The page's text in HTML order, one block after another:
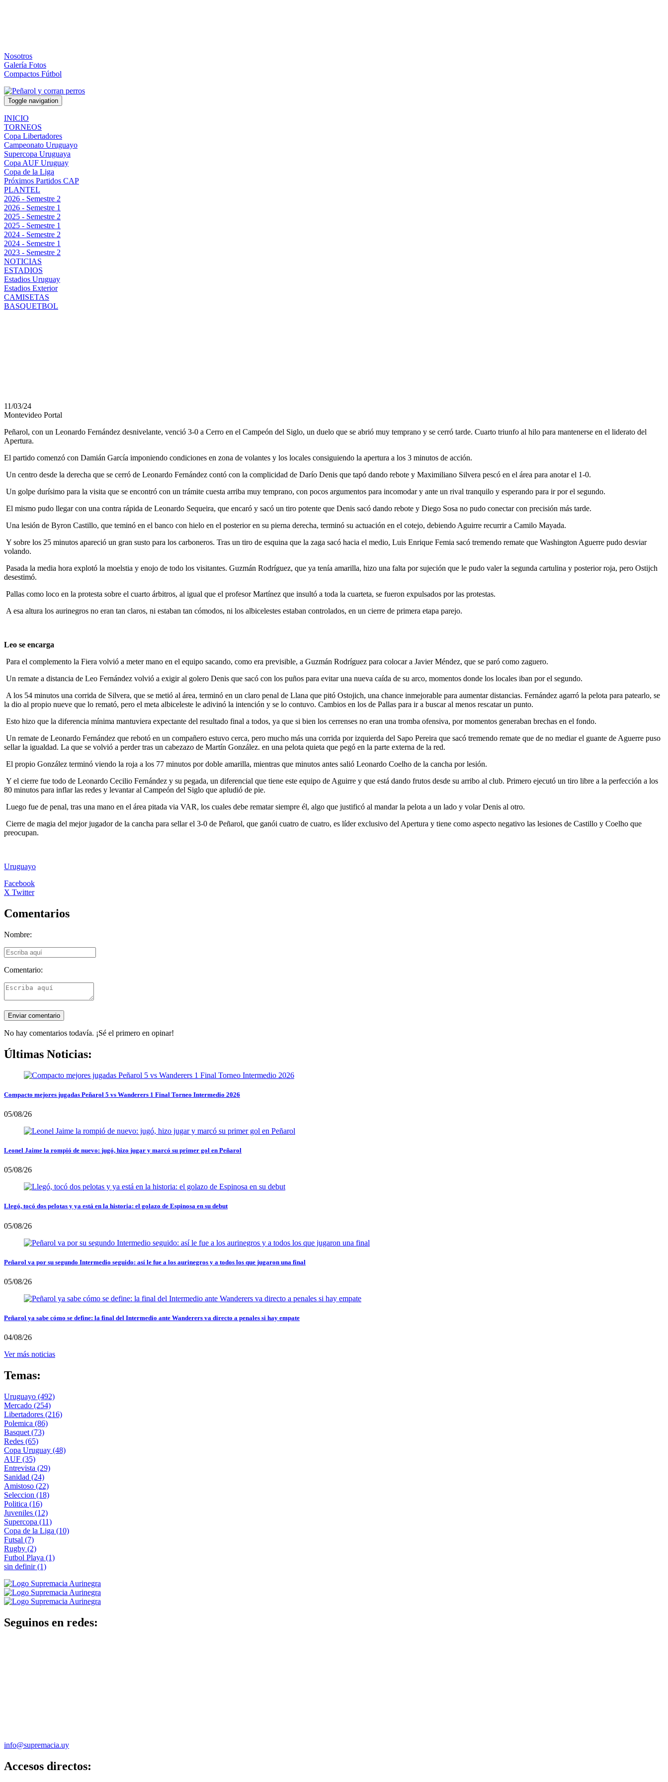
Nosotros
Galería Fotos
Compactos Fútbol
Toggle navigation
INICIO
TORNEOS
Copa Libertadores
Campeonato Uruguayo
Supercopa Uruguaya
Copa AUF Uruguay
Copa de la Liga
Próximos Partidos CAP
PLANTEL
2026 - Semestre 2
2026 - Semestre 1
2025 - Semestre 2
2025 - Semestre 1
2024 - Semestre 2
2024 - Semestre 1
2023 - Semestre 2
NOTICIAS
ESTADIOS
Estadios Uruguay
Estadios Exterior
CAMISETAS
BASQUETBOL
11/03/24
Montevideo Portal
Peñarol, con un Leonardo Fernández desnivelante, venció 3-0 a Cerro en el Campeón del Siglo, un duelo que se abrió muy temprano y se cerró tarde. Cuarto triunfo al hilo para mantenerse en el liderato del
Apertura.
El partido comenzó con Damián García imponiendo condiciones en zona de volantes y los locales consiguiendo la apertura a los 3 minutos de acción.
Un centro desde la derecha que se cerró de Leonardo Fernández contó con la complicidad de Darío Denis que tapó dando rebote y Maximiliano Silvera pescó en el área para anotar el 1-0.
Un golpe durísimo para la visita que se encontró con un trámite cuesta arriba muy temprano, con pocos argumentos para incomodar y ante un rival tranquilo y esperando para ir por el segundo.
El mismo pudo llegar con una contra rápida de Leonardo Sequeira, que encaró y sacó un tiro potente que Denis sacó dando rebote y Diego Sosa no pudo conectar con precisión más tarde.
Una lesión de Byron Castillo, que teminó en el banco con hielo en el posterior en su pierna derecha, terminó su actuación en el cotejo, debiendo Aguirre recurrir a Camilo Mayada.
Y sobre los 25 minutos apareció un gran susto para los carboneros. Tras un tiro de esquina que la zaga sacó hacia el medio, Luis Enrique Femia sacó tremendo remate que Washington Aguerre pudo desviar
volando.
Pasada la media hora explotó la moelstia y enojo de todo los visitantes. Guzmán Rodríguez, que ya tenía amarilla, hizo una falta por sujeción que le pudo valer la segunda cartulina y posterior roja, pero Ostijch
desestimó.
Pallas como loco en la protesta sobre el cuarto árbitros, al igual que el profesor Martínez que insultó a toda la cuarteta, se fueron expulsados por las protestas.
A esa altura los aurinegros no eran tan claros, ni estaban tan cómodos, ni los albicelestes estaban controlados, en un cierre de primera etapa parejo.
Leo se encarga
Para el complemento la Fiera volvió a meter mano en el equipo sacando, como era previsible, a Guzmán Rodríguez para colocar a Javier Méndez, que se paró como zaguero.
Un remate a distancia de Leo Fernández volvió a exigir al golero Denis que sacó con los puños para evitar una nueva caída de su arco, momentos donde los locales iban por el segundo.
A los 54 minutos una corrida de Silvera, que se metió al área, terminó en un claro penal de Llana que pitó Ostojich, una chance inmejorable para aumentar distancias. Fernández agarró la pelota para patearlo, se
la dio al propio nueve que lo remató, pero el meta albiceleste le adivinó la intención y se lo contuvo. Cambios en los de Pallas para ir a buscar al menos rescatar un punto.
Esto hizo que la diferencia mínima mantuviera expectante del resultado final a todos, ya que si bien los cerrenses no eran una tromba ofensiva, por momentos generaban brechas en el fondo.
Un remate de Leonardo Fernández que rebotó en un compañero estuvo cerca, pero mucho más una corrida por izquierda del Sapo Pereira que sacó tremendo remate que de no mediar el guante de Aguerre puso
sellar la igualdad. La que se volvió a perder tras un cabezazo de Martín González. en una pelota quieta que pegó en la parte externa de la red.
El propio González terminó viendo la roja a los 77 minutos por doble amarilla, mientras que minutos antes salió Leonardo Coelho de la cancha por lesión.
Y el cierre fue todo de Leonardo Cecilio Fernández y su pegada, un diferencial que tiene este equipo de Aguirre y que está dando frutos desde su arribo al club. Primero ejecutó un tiro libre a la perfección a los
80 minutos para inflar las redes y levantar al Campeón del Siglo que apludió de pie.
Luego fue de penal, tras una mano en el área pitada via VAR, los cuales debe rematar siempre él, algo que justificó al mandar la pelota a un lado y volar Denis al otro.
Cierre de magia del mejor jugador de la cancha para sellar el 3-0 de Peñarol, que ganói cuatro de cuatro, es líder exclusivo del Apertura y tiene como aspecto negativo las lesiones de Castillo y Coelho que
preocupan.
Uruguayo
Facebook
X Twitter
Comentarios
Nombre:
Comentario:
No hay comentarios todavía. ¡Sé el primero en opinar!
Últimas Noticias:
Compacto mejores jugadas Peñarol 5 vs Wanderers 1 Final Torneo Intermedio 2026
05/08/26
Leonel Jaime la rompió de nuevo: jugó, hizo jugar y marcó su primer gol en Peñarol
05/08/26
Llegó, tocó dos pelotas y ya está en la historia: el golazo de Espinosa en su debut
05/08/26
Peñarol va por su segundo Intermedio seguido: así le fue a los aurinegros y a todos los que jugaron una final
05/08/26
Peñarol ya sabe cómo se define: la final del Intermedio ante Wanderers va directo a penales si hay empate
04/08/26
Ver más noticias
Temas:
Uruguayo (492)
Mercado (254)
Libertadores (216)
Polemica (86)
Basquet (73)
Redes (65)
Copa Uruguay (48)
AUF (35)
Entrevista (29)
Sanidad (24)
Amistoso (22)
Seleccion (18)
Politica (16)
Juveniles (12)
Supercopa (11)
Copa de la Liga (10)
Futsal (7)
Rugby (2)
Futbol Playa (1)
sin definir(1)
Seguinos en redes:
info@supremacia.uy
Accesos directos: